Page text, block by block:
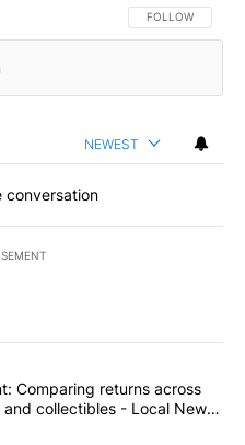
FOLLOW THIS
FOLLOW
NEWEST
conversation
commented articles in the last
experiment: Comparing
Comparing returns across
collectibles - Local News